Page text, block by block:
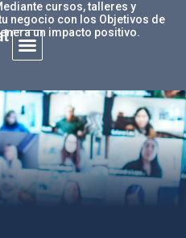
cursos, talleres y
negocio con los Objetivos de
un impacto positivo.